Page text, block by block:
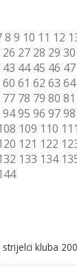
8 9 10 11 12
26 27 28 29 30
43 44 45 46 47
60 61 62 63 64
77 78 79 80 81
9495 96 9798
109 110 111
121 122
133 134
kluba